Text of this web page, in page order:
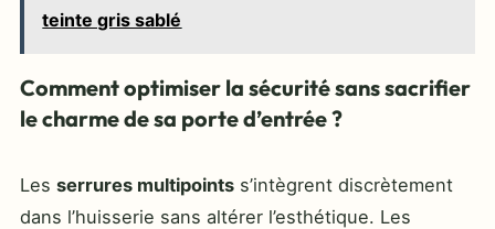
teinte gris sablé
Comment optimiser la sécurité sans sacrifier
le charme de sa porte d’entrée ?
Les serrures multipoints s’intègrent discrètement
dans l’huisserie sans altérer l’esthétique. Les